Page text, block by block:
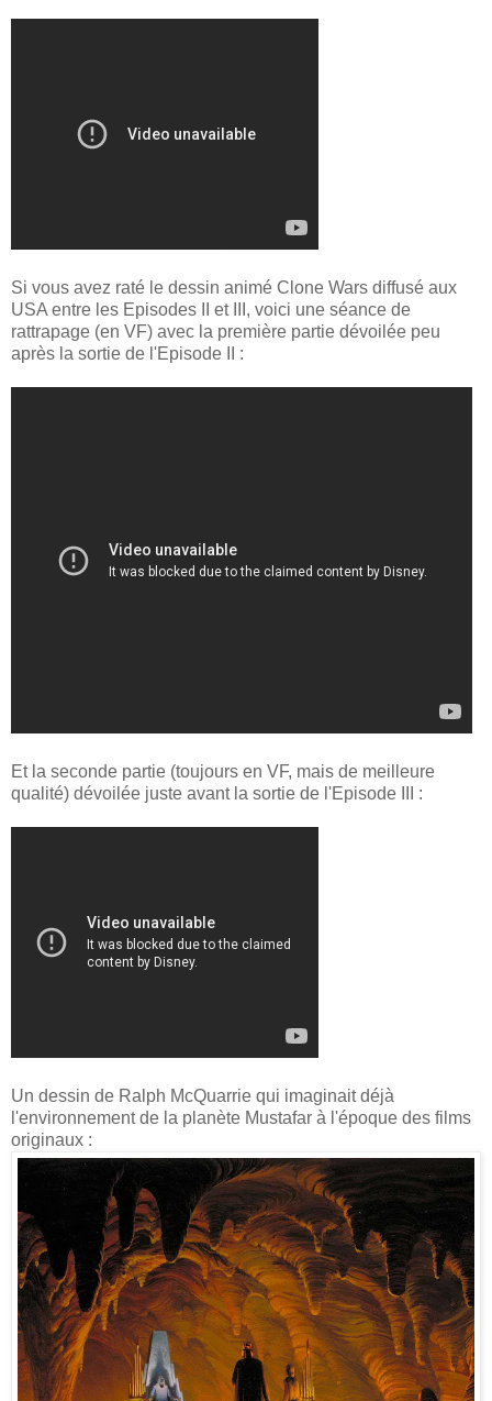
Si vous avez raté le dessin animé Clone Wars diffusé aux
USA entre les Episodes II et III, voici une séance de
rattrapage (en VF) avec la première partie dévoilée peu
après la sortie de l'Episode II :
Et la seconde partie (toujours en VF, mais de meilleure
qualité) dévoilée juste avant la sortie de l'Episode III :
Un dessin de Ralph McQuarrie qui imaginait déjà
l'environnement de la planète Mustafar à l'époque des films
originaux :